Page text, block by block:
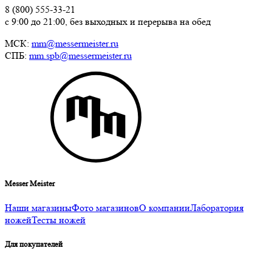
8 (800) 555-33-21
с 9:00 до 21:00, без выходных и перерыва на обед
МСК: mm@messermeister.ru
СПБ: mm.spb@messermeister.ru
Messer Meister
Наши магазиныФото магазиновО компанииЛаборатория
ножейТесты ножей
Для покупателей